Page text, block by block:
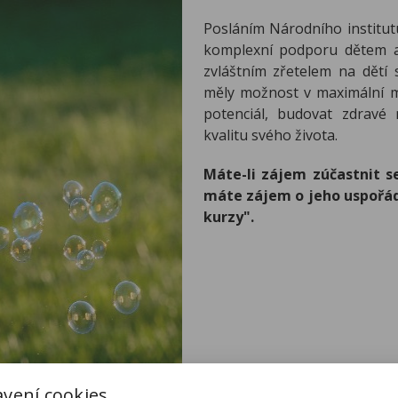
Posláním Národního
komplexní podporu dětem
zvláštním zřetelem na dětí
měly možnost v maximální
potenciál, budovat
kvalitu svého života.
Máte-li zájem zúčastnit
máte zájem o jeho
kurzy".